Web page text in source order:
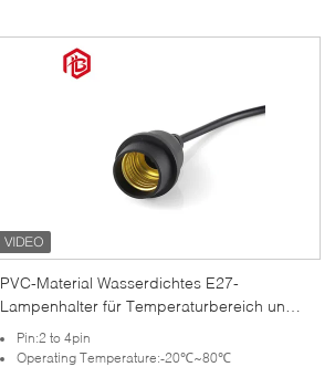
PVC-Material Wasserdichtes E27-
Lampenhalter für Temperaturbereich und
Widerstand von -20 °C bis 80 °C
Pin:2 to 4pin
Operating Temperature:-20℃~80℃